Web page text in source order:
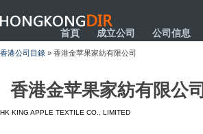
HONGKONGDIR
首頁 成立公司 公司信息
香港公司目錄 » 香港金苹果家紡有限公司
香港金苹果家紡有限公司
HK KING APPLE TEXTILE CO., LIMITED